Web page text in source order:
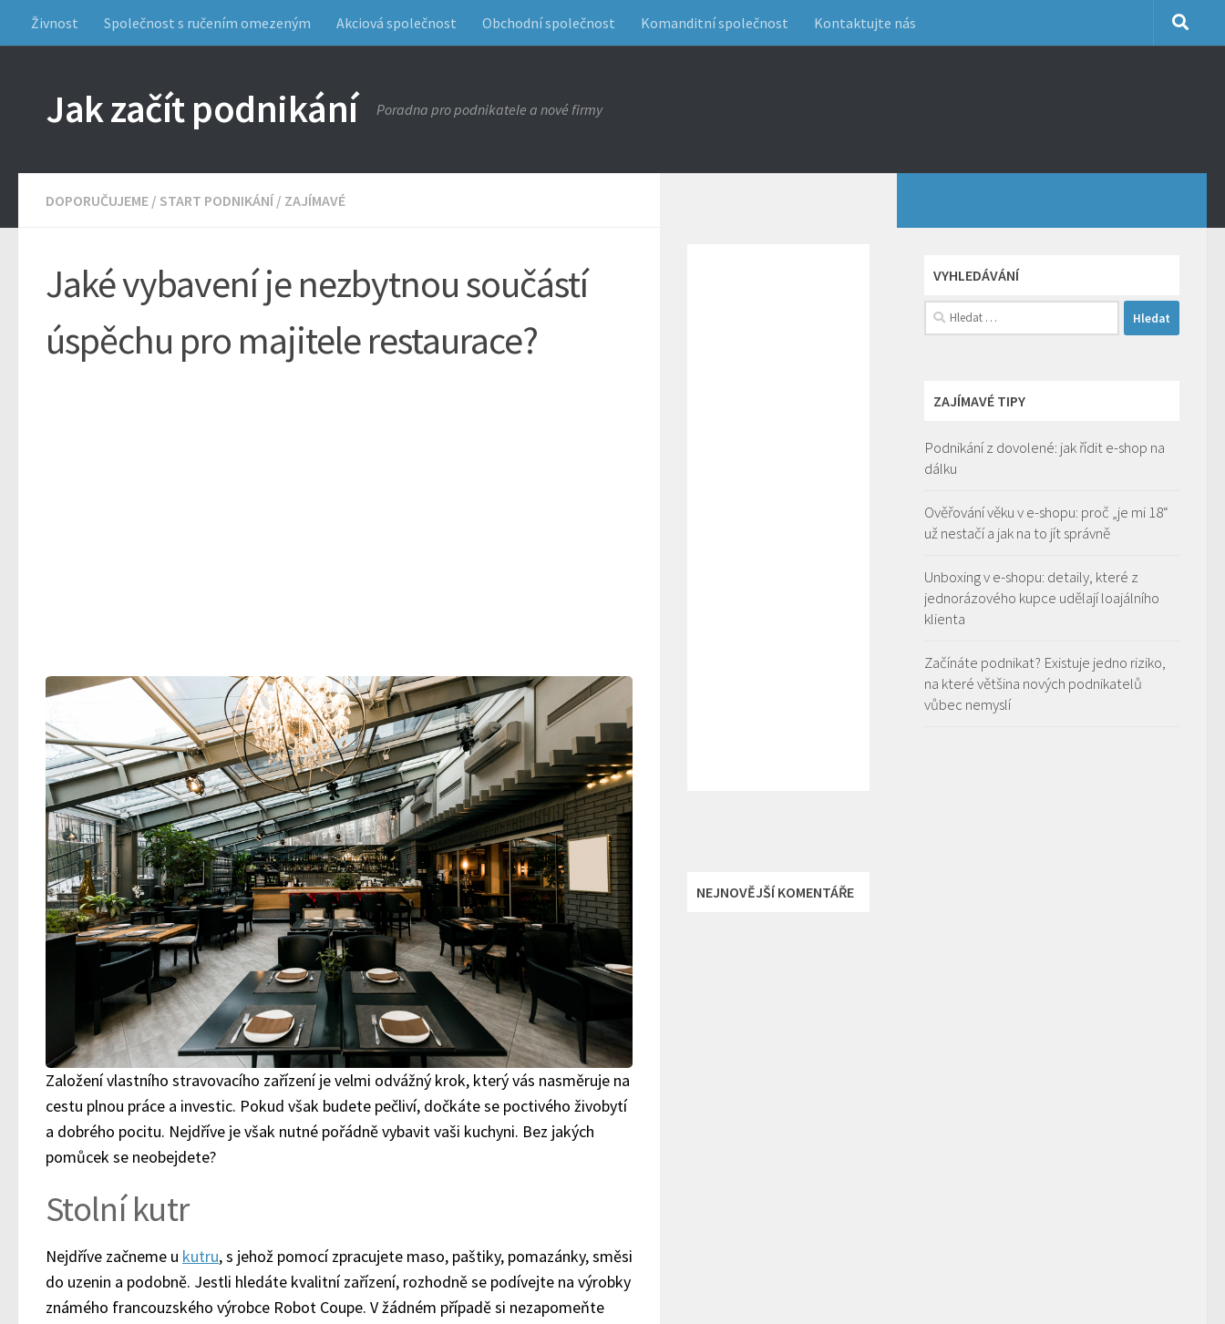
Živnost Společnost s ručením omezeným Akciová společnost Obchodní společnost Komanditní společnost Kontaktujte nás
Jak začít podnikání Poradna pro podnikatele a nové firmy
DOPORUČUJEME / START PODNIKÁNÍ / ZAJÍMAVÉ
Jaké vybavení je nezbytnou součástí
úspěchu pro majitele restaurace?
Založení vlastního stravovacího zařízení je velmi odvážný krok, který vás nasměruje na
cestu plnou práce a investic. Pokud však budete pečliví, dočkáte se poctivého živobytí
a dobrého pocitu. Nejdříve je však nutné pořádně vybavit vaši kuchyni. Bez jakých
pomůcek se neobejdete?
Stolní kutr
Nejdříve začneme u kutru, s jehož pomocí zpracujete maso, paštiky, pomazánky, směsi
do uzenin a podobně. Jestli hledáte kvalitní zařízení, rozhodně se podívejte na výrobky
známého francouzského výrobce Robot Coupe. V žádném případě si nezapomeňte
VYHLEDÁVÁNÍ
Vyhledávání
ZAJÍMAVÉ TIPY
Podnikání z dovolené: jak řídit e-shop na
dálku
Ověřování věku v e-shopu: proč „je mi 18“
už nestačí a jak na to jít správně
Unboxing v e-shopu: detaily, které z
jednorázového kupce udělají loajálního
klienta
Začínáte podnikat? Existuje jedno riziko,
na které většina nových podnikatelů
vůbec nemyslí
NEJNOVĚJŠÍ KOMENTÁŘE